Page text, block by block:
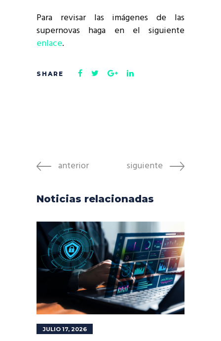
Para revisar las imágenes de las
supernovas haga en el siguiente
enlace.
anterior siguiente
Noticias relacionadas
JULIO 17, 2026